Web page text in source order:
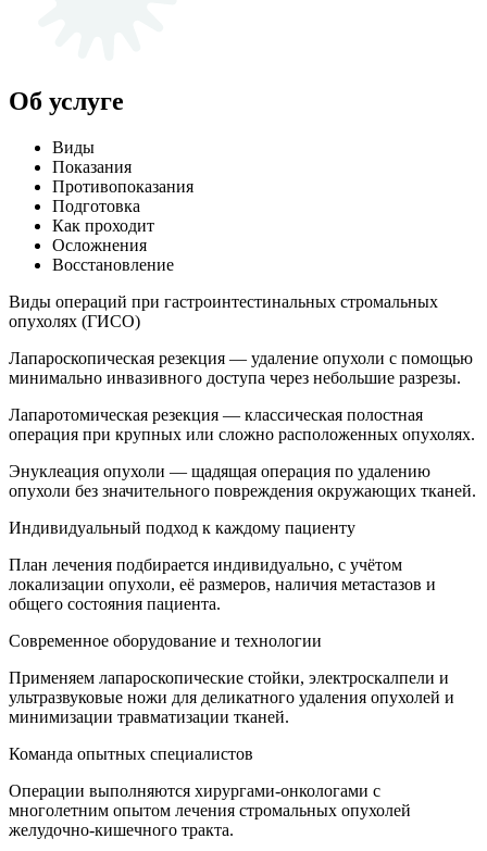
Об услуге
Виды
Показания
Противопоказания
Подготовка
Как проходит
Осложнения
Восстановление
Виды операций при гастроинтестинальных стромальных
опухолях (ГИСО)
Лапароскопическая резекция — удаление опухоли с помощью
минимально инвазивного доступа через небольшие разрезы.
Лапаротомическая резекция — классическая полостная
операция при крупных или сложно расположенных опухолях.
Энуклеация опухоли — щадящая операция по удалению
опухоли без значительного повреждения окружающих тканей.
Индивидуальный подход к каждому пациенту
План лечения подбирается индивидуально, с учётом
локализации опухоли, её размеров, наличия метастазов и
общего состояния пациента.
Современное оборудование и технологии
Применяем лапароскопические стойки, электроскалпели и
ультразвуковые ножи для деликатного удаления опухолей и
минимизации травматизации тканей.
Команда опытных специалистов
Операции выполняются хирургами-онкологами с
многолетним опытом лечения стромальных опухолей
желудочно-кишечного тракта.